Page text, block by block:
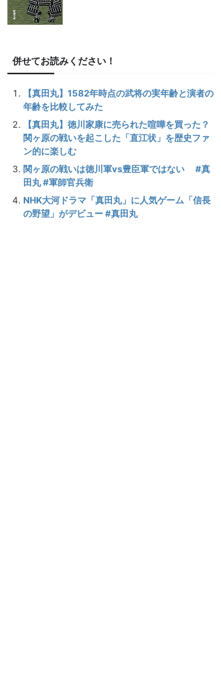
併せてお読みください！
【真田丸】1582年時点の武将の実年齢と演者の
年齢を比較してみた
【真田丸】徳川家康に売られた喧嘩を買った？
関ヶ原の戦いを起こした「直江状」を歴史ファ
ン的に楽しむ
関ヶ原の戦いは徳川軍vs豊臣軍ではない #真
田丸 #軍師官兵衛
NHK大河ドラマ「真田丸」に人気ゲーム「信長
の野望」がデビュー #真田丸